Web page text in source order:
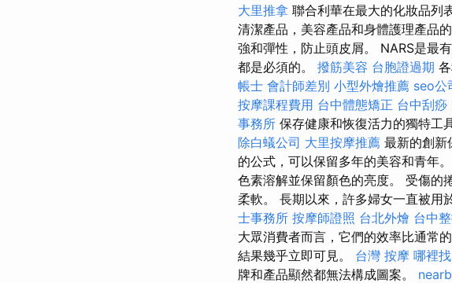
大里推拿 聯合利華在最大的化妝品列
清潔產品，美容產品和身體護理產品
強和彈性，防止頭皮屑。 NARS是最
都是必須的。 撥筋美容 台胞證過期
帳士 會計師差別 小型外燴推薦 seo公
按摩課程費用 台中體態矯正 台中刮痧
事務所 保存健康和恢復活力的獨特工
除白蟻公司 大里按摩推薦 最新的創新
的公式，可以保留多年的美容和青年
色素溶解並保留顏色的亮度。 受傷的
柔軟。 長期以來，許多婦女一直被用
士事務所 按摩師證照 台北外燴 台中
大眾消費者而言，它們的效率比通常
結果幾乎立即可見。 台灣 按摩 哪裡
牌和產品顯然都無法構成圖案。